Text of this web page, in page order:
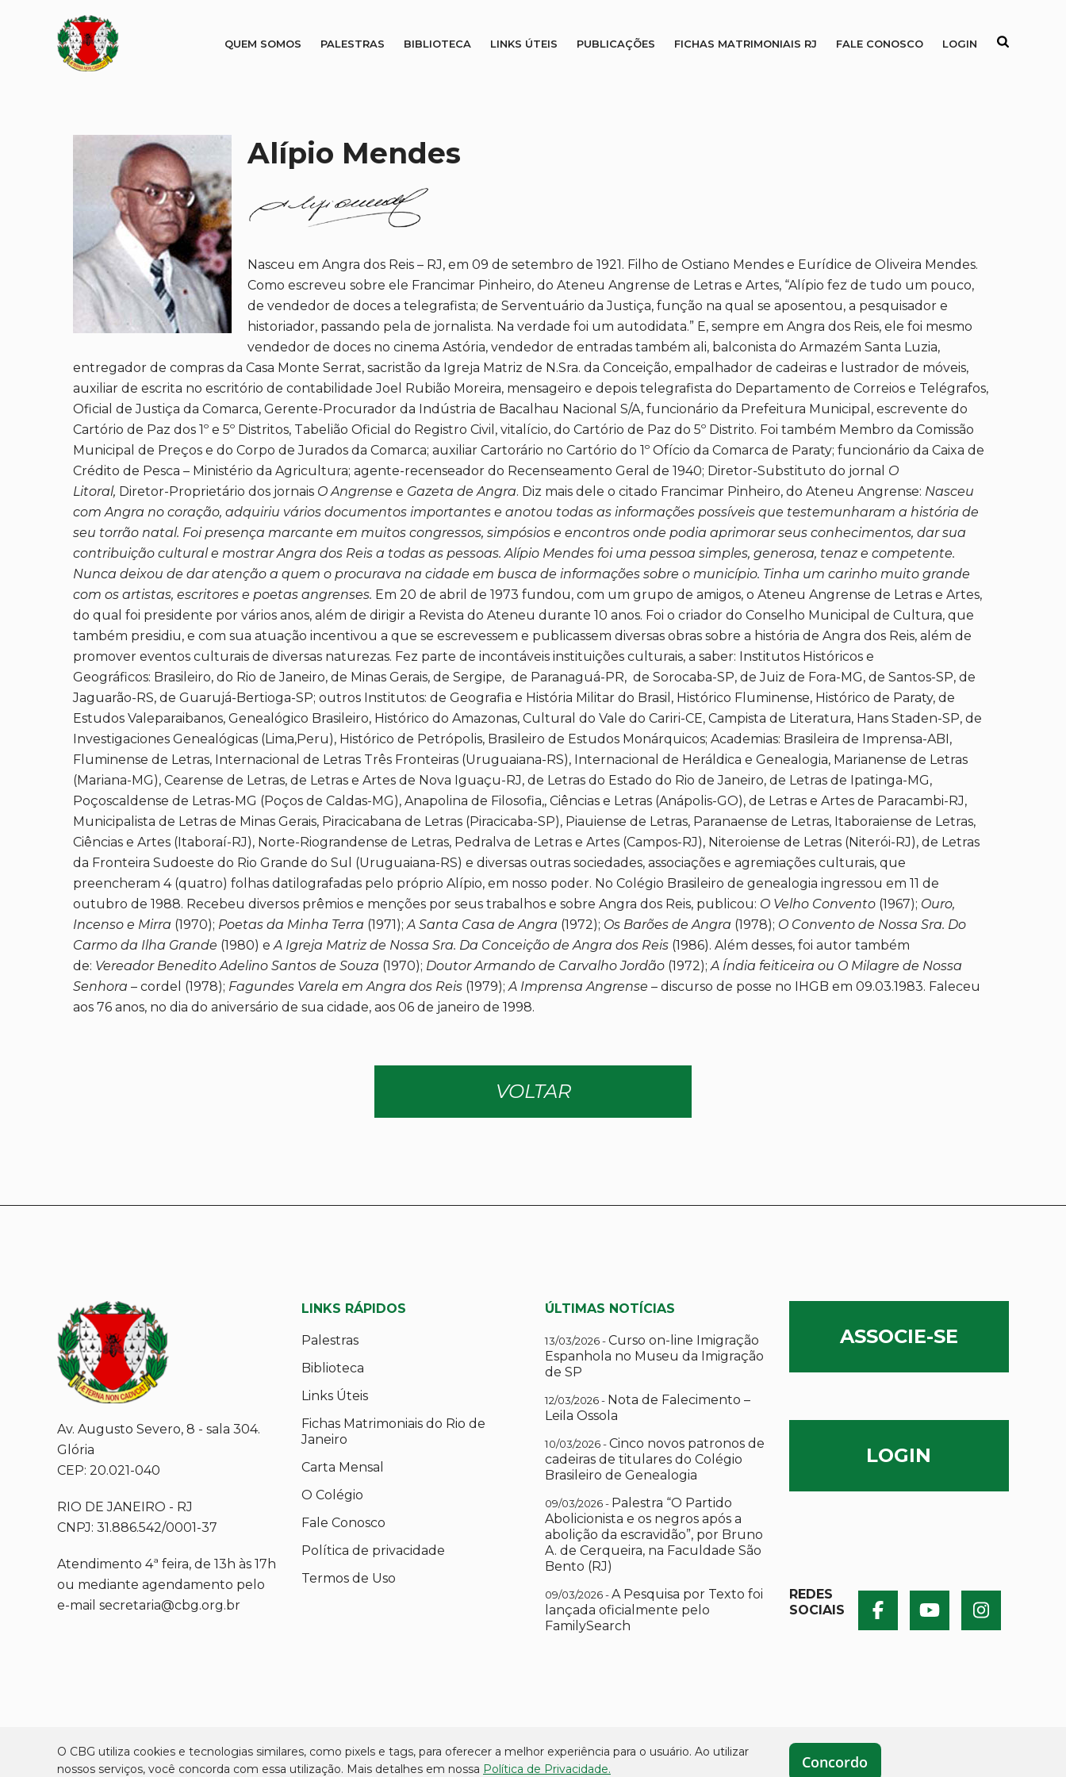
QUEM SOMOS PALESTRAS BIBLIOTECA LINKS ÚTEIS PUBLICAÇÕES FICHAS MATRIMONIAIS RJ FALE CONOSCO LOGIN
Alípio Mendes
Nasceu em Angra dos Reis – RJ, em 09 de setembro de 1921. Filho de Ostiano Mendes e Eurídice de Oliveira Mendes.
Como escreveu sobre ele Francimar Pinheiro, do Ateneu Angrense de Letras e Artes, “Alípio fez de tudo um pouco,
de vendedor de doces a telegrafista; de Serventuário da Justiça, função na qual se aposentou, a pesquisador e
historiador, passando pela de jornalista. Na verdade foi um autodidata.” E, sempre em Angra dos Reis, ele foi mesmo
vendedor de doces no cinema Astória, vendedor de entradas também ali, balconista do Armazém Santa Luzia,
entregador de compras da Casa Monte Serrat, sacristão da Igreja Matriz de N.Sra. da Conceição, empalhador de cadeiras e lustrador de móveis,
auxiliar de escrita no escritório de contabilidade Joel Rubião Moreira, mensageiro e depois telegrafista do Departamento de Correios e Telégrafos,
Oficial de Justiça da Comarca, Gerente-Procurador da Indústria de Bacalhau Nacional S/A, funcionário da Prefeitura Municipal, escrevente do
Cartório de Paz dos 1º e 5º Distritos, Tabelião Oficial do Registro Civil, vitalício, do Cartório de Paz do 5º Distrito. Foi também Membro da Comissão
Municipal de Preços e do Corpo de Jurados da Comarca; auxiliar Cartorário no Cartório do 1º Ofício da Comarca de Paraty; funcionário da Caixa de
Crédito de Pesca – Ministério da Agricultura; agente-recenseador do Recenseamento Geral de 1940; Diretor-Substituto do jornal O
Litoral, Diretor-Proprietário dos jornais O Angrense e Gazeta de Angra. Diz mais dele o citado Francimar Pinheiro, do Ateneu Angrense: Nasceu
com Angra no coração, adquiriu vários documentos importantes e anotou todas as informações possíveis que testemunharam a história de
seu torrão natal. Foi presença marcante em muitos congressos, simpósios e encontros onde podia aprimorar seus conhecimentos, dar sua
contribuição cultural e mostrar Angra dos Reis a todas as pessoas. Alípio Mendes foi uma pessoa simples, generosa, tenaz e competente.
Nunca deixou de dar atenção a quem o procurava na cidade em busca de informações sobre o município. Tinha um carinho muito grande
com os artistas, escritores e poetas angrenses. Em 20 de abril de 1973 fundou, com um grupo de amigos, o Ateneu Angrense de Letras e Artes,
do qual foi presidente por vários anos, além de dirigir a Revista do Ateneu durante 10 anos. Foi o criador do Conselho Municipal de Cultura, que
também presidiu, e com sua atuação incentivou a que se escrevessem e publicassem diversas obras sobre a história de Angra dos Reis, além de
promover eventos culturais de diversas naturezas. Fez parte de incontáveis instituições culturais, a saber: Institutos Históricos e
Geográficos: Brasileiro, do Rio de Janeiro, de Minas Gerais, de Sergipe, de Paranaguá-PR, de Sorocaba-SP, de Juiz de Fora-MG, de Santos-SP, de
Jaguarão-RS, de Guarujá-Bertioga-SP; outros Institutos: de Geografia e História Militar do Brasil, Histórico Fluminense, Histórico de Paraty, de
Estudos Valeparaibanos, Genealógico Brasileiro, Histórico do Amazonas, Cultural do Vale do Cariri-CE, Campista de Literatura, Hans Staden-SP, de
Investigaciones Genealógicas (Lima,Peru), Histórico de Petrópolis, Brasileiro de Estudos Monárquicos; Academias: Brasileira de Imprensa-ABI,
Fluminense de Letras, Internacional de Letras Três Fronteiras (Uruguaiana-RS), Internacional de Heráldica e Genealogia, Marianense de Letras
(Mariana-MG), Cearense de Letras, de Letras e Artes de Nova Iguaçu-RJ, de Letras do Estado do Rio de Janeiro, de Letras de Ipatinga-MG,
Poçoscaldense de Letras-MG (Poços de Caldas-MG), Anapolina de Filosofia,, Ciências e Letras (Anápolis-GO), de Letras e Artes de Paracambi-RJ,
Municipalista de Letras de Minas Gerais, Piracicabana de Letras (Piracicaba-SP), Piauiense de Letras, Paranaense de Letras, Itaboraiense de Letras,
Ciências e Artes (Itaboraí-RJ), Norte-Riograndense de Letras, Pedralva de Letras e Artes (Campos-RJ), Niteroiense de Letras (Niterói-RJ), de Letras
da Fronteira Sudoeste do Rio Grande do Sul (Uruguaiana-RS) e diversas outras sociedades, associações e agremiações culturais, que
preencheram 4 (quatro) folhas datilografadas pelo próprio Alípio, em nosso poder. No Colégio Brasileiro de genealogia ingressou em 11 de
outubro de 1988. Recebeu diversos prêmios e menções por seus trabalhos e sobre Angra dos Reis, publicou: O Velho Convento (1967); Ouro,
Incenso e Mirra (1970); Poetas da Minha Terra (1971);A Santa Casa de Angra (1972); Os Barões de Angra (1978); O Convento de Nossa Sra. Do
Carmo da Ilha Grande (1980) eA Igreja Matriz de Nossa Sra. Da Conceição de Angra dos Reis (1986). Além desses, foi autor também
de: Vereador Benedito Adelino Santos de Souza (1970); Doutor Armando de Carvalho Jordão (1972);A Índia feiticeira ou O Milagre de Nossa
Senhora – cordel (1978); Fagundes Varela em Angra dos Reis (1979);A Imprensa Angrense – discurso de posse no IHGB em 09.03.1983. Faleceu
aos 76 anos, no dia do aniversário de sua cidade, aos 06 de janeiro de 1998.
VOLTAR
Av. Augusto Severo, 8 - sala 304.
Glória
CEP: 20.021-040
RIO DE JANEIRO - RJ
CNPJ: 31.886.542/0001-37
Atendimento 4ª feira, de 13h às 17h
ou mediante agendamento pelo
e-mail secretaria@cbg.org.br
LINKS RÁPIDOS
Palestras
Biblioteca
Links Úteis
Fichas Matrimoniais do Rio de
Janeiro
Carta Mensal
O Colégio
Fale Conosco
Política de privacidade
Termos de Uso
ÚLTIMAS NOTÍCIAS
13/03/2026 -Curso on-line Imigração
Espanhola no Museu da Imigração
de SP
12/03/2026 - Nota de Falecimento –
Leila Ossola
10/03/2026 -Cinco novos patronos de
cadeiras de titulares do Colégio
Brasileiro de Genealogia
09/03/2026 - Palestra “O Partido
Abolicionista e os negros após a
abolição da escravidão”, por Bruno
A. de Cerqueira, na Faculdade São
Bento (RJ)
09/03/2026 -A Pesquisa por Texto foi
lançada oficialmente pelo
FamilySearch
ASSOCIE-SE
LOGIN
REDES
SOCIAIS
O CBG utiliza cookies e tecnologias similares, como pixels e tags, para oferecer a melhor experiência para o usuário. Ao utilizar
nossos serviços, você concorda com essa utilização. Mais detalhes em nossa Política de Privacidade. Concordo